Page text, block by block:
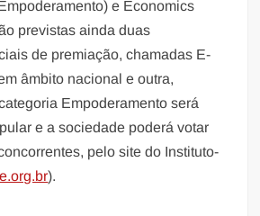
e Economics
previstas ainda duas
de premiação, chamadas E-
âmbito nacional e outra,
Empoderamento será
e a sociedade poderá votar
pelo site do Instituto-
).